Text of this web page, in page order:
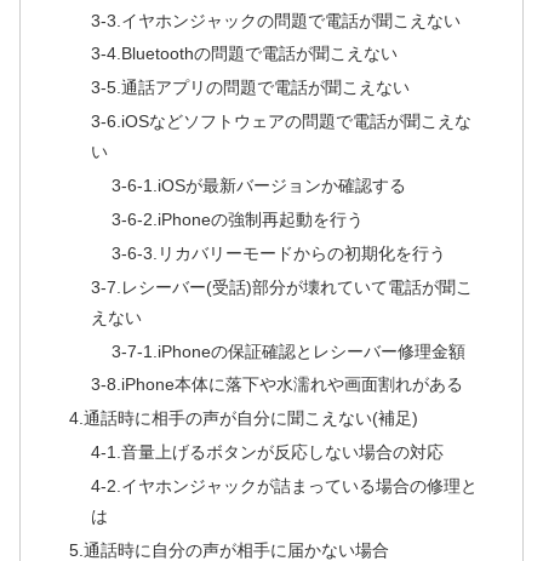
3-3.イヤホンジャックの問題で電話が聞こえない
3-4.Bluetoothの問題で電話が聞こえない
3-5.通話アプリの問題で電話が聞こえない
3-6.iOSなどソフトウェアの問題で電話が聞こえな
い
3-6-1.iOSが最新バージョンか確認する
3-6-2.iPhoneの強制再起動を行う
3-6-3.リカバリーモードからの初期化を行う
3-7.レシーバー(受話)部分が壊れていて電話が聞こ
えない
3-7-1.iPhoneの保証確認とレシーバー修理金額
3-8.iPhone本体に落下や水濡れや画面割れがある
4.通話時に相手の声が自分に聞こえない(補足)
4-1.音量上げるボタンが反応しない場合の対応
4-2.イヤホンジャックが詰まっている場合の修理と
は
5.通話時に自分の声が相手に届かない場合